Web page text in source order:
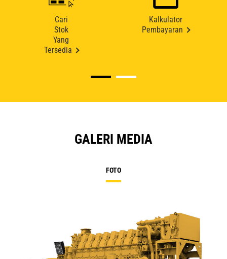
Cari
Stok
Yang
Tersedia
Kalkulator
Pembayaran
GALERI MEDIA
FOTO